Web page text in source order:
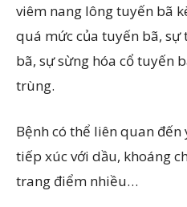
viêm nang lông tuyến bã
quá mức của tuyến bã, sự
bã, sự sừng hóa cổ tuyến
trùng.
Bệnh có thể liên quan
tiếp xúc với dầu, khoáng
trang điểm nhiều…